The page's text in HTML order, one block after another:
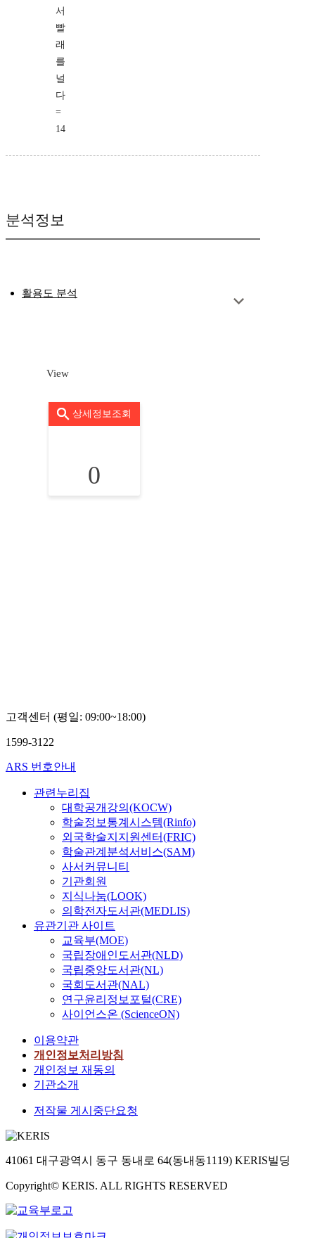
서
빨
래
를
널
다
=
14
분석정보
활용도 분석
View
상세정보조회
0
고객센터 (평일: 09:00~18:00)
1599-3122
ARS 번호안내
관련누리집
대학공개강의(KOCW)
학술정보통계시스템(Rinfo)
외국학술지지원센터(FRIC)
학술관계분석서비스(SAM)
사서커뮤니티
기관회원
지식나눔(LOOK)
의학전자도서관(MEDLIS)
유관기관 사이트
교육부(MOE)
국립장애인도서관(NLD)
국립중앙도서관(NL)
국회도서관(NAL)
연구윤리정보포털(CRE)
사이언스온 (ScienceON)
이용약관
개인정보처리방침
개인정보 재동의
기관소개
저작물 게시중단요청
41061 대구광역시 동구 동내로 64(동내동1119) KERIS빌딩
Copyright© KERIS. ALL RIGHTS RESERVED